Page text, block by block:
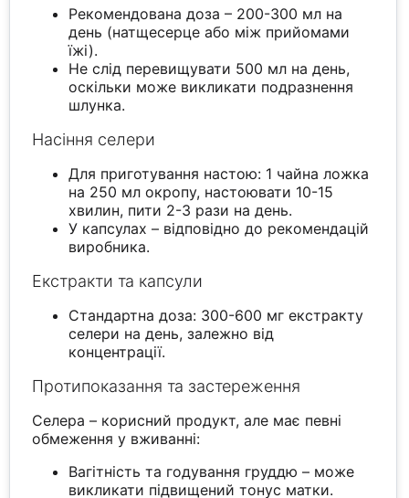
Рекомендована доза – 200-300 мл на
день (натщесерце або між прийомами
їжі).
Не слід перевищувати 500 мл на день,
оскільки може викликати подразнення
шлунка.
Насіння селери
Для приготування настою: 1 чайна ложка
на 250 мл окропу, настоювати 10-15
хвилин, пити 2-3 рази на день.
У капсулах – відповідно до рекомендацій
виробника.
Екстракти та капсули
Стандартна доза: 300-600 мг екстракту
селери на день, залежно від
концентрації.
Протипоказання та застереження
Селера – корисний продукт, але має певні
обмеження у вживанні:
Вагітність та годування груддю – може
викликати підвищений тонус матки.